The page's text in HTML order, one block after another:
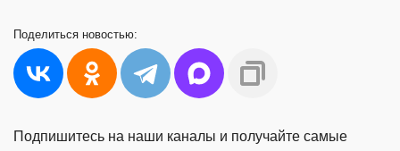
Поделиться новостью:
Подпишитесь на наши каналы и получайте самые